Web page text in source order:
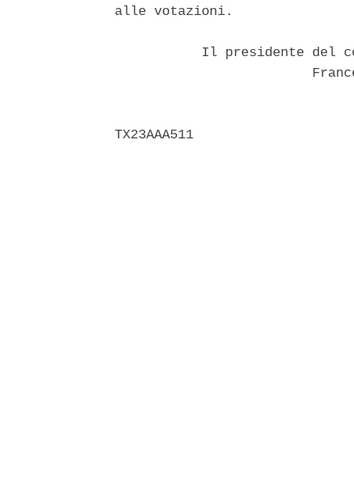
alle votazioni.
Il presidente del